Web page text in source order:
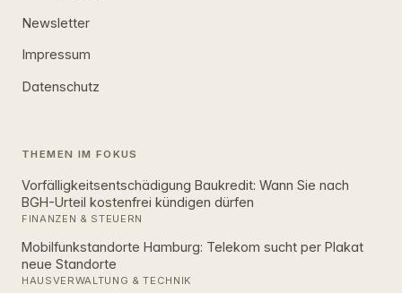
Newsletter
Impressum
Datenschutz
THEMEN IM FOKUS
Vorfälligkeitsentschädigung Baukredit: Wann Sie nach
BGH-Urteil kostenfrei kündigen dürfen
FINANZEN & STEUERN
Mobilfunkstandorte Hamburg: Telekom sucht per Plakat
neue Standorte
HAUSVERWALTUNG & TECHNIK